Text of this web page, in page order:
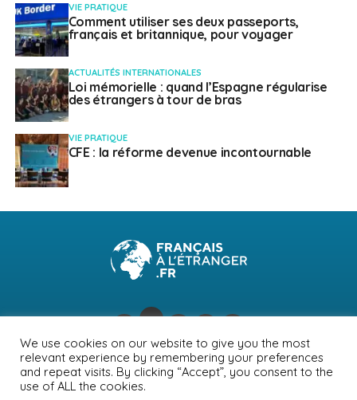
VIE PRATIQUE
Comment utiliser ses deux passeports,
français et britannique, pour voyager
ACTUALITÉS INTERNATIONALES
Loi mémorielle : quand l’Espagne régularise
des étrangers à tour de bras
VIE PRATIQUE
CFE : la réforme devenue incontournable
NEWSLETTER PUBLICITÉ CONTACTS
MENTIONS LÉGALES
POLITIQUE DE CONFIDENTIALITÉ
We use cookies on our website to give you the most
relevant experience by remembering your preferences
and repeat visits. By clicking “Accept”, you consent to the
use of ALL the cookies.